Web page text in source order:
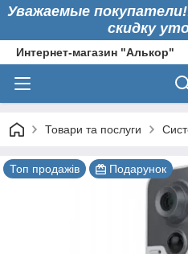
Уважаемые
скидку
Интернет-магазин "Алькор"
Товари та послуги
Топ продажів Подарунок